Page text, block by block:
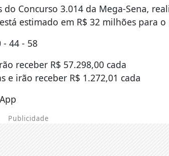
Concurso 3.014 da Mega-Sena,
estimado em R$ 32 milhões para
- 44 - 58
receber R$ 57.298,00 cada
e irão receber R$ 1.272,01 cada
Publicidade